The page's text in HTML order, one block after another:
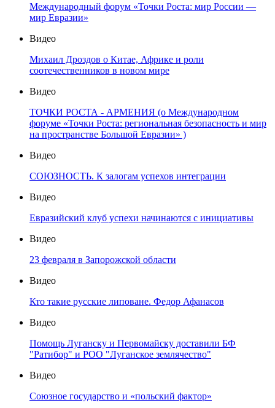
Международный форум «Точки Роста: мир России —
мир Евразии»
Видео
Михаил Дроздов о Китае, Африке и роли
соотечественников в новом мире
Видео
ТОЧКИ РОСТА - АРМЕНИЯ (о Международном
форуме «Точки Роста: региональная безопасность и мир
на пространстве Большой Евразии» )
Видео
СОЮЗНОСТЬ. К залогам успехов интеграции
Видео
Евразийский клуб успехи начинаются с инициативы
Видео
23 февраля в Запорожской области
Видео
Кто такие русские липоване. Федор Афанасов
Видео
Помощь Луганску и Первомайску доставили БФ
"Ратибор" и РОО "Луганское землячество"
Видео
Союзное государство и «польский фактор»